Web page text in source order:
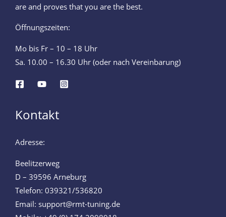
are and proves that you are the best.
Öffnungszeiten:
Mo bis Fr – 10 – 18 Uhr
Sa. 10.00 – 16.30 Uhr (oder nach Vereinbarung)
Kontakt
Adresse:
Beelitzerweg
D – 39596 Arneburg
Telefon: 039321/536820
Email: support@rmt-tuning.de